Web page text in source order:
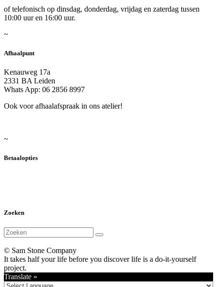
of telefonisch op dinsdag, donderdag, vrijdag en zaterdag tussen
10:00 uur en 16:00 uur.
~
Afhaalpunt
Kenauweg 17a
2331 BA Leiden
Whats App: 06 2856 8997
Ook voor afhaalafspraak in ons atelier!
~
Betaalopties
Zoeken
© Sam Stone Company
It takes half your life before you discover life is a do-it-yourself
project.
Translate »